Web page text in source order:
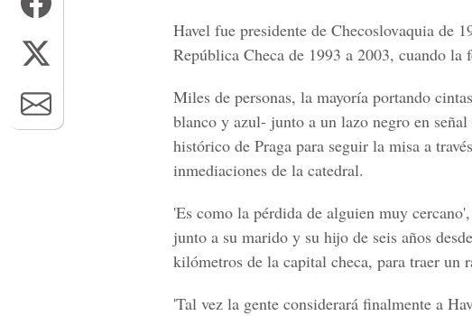
Havel fue presidente de Checoslovaquia de
República Checa de 1993 a 2003, cuando la
Miles de personas, la mayoría portando
blanco y azul- junto a un lazo negro en
histórico de Praga para seguir la misa a
inmediaciones de la catedral.
'Es como la pérdida de alguien muy
junto a su marido y su hijo de seis años
kilómetros de la capital checa, para traer un
'Tal vez la gente considerará finalmente a